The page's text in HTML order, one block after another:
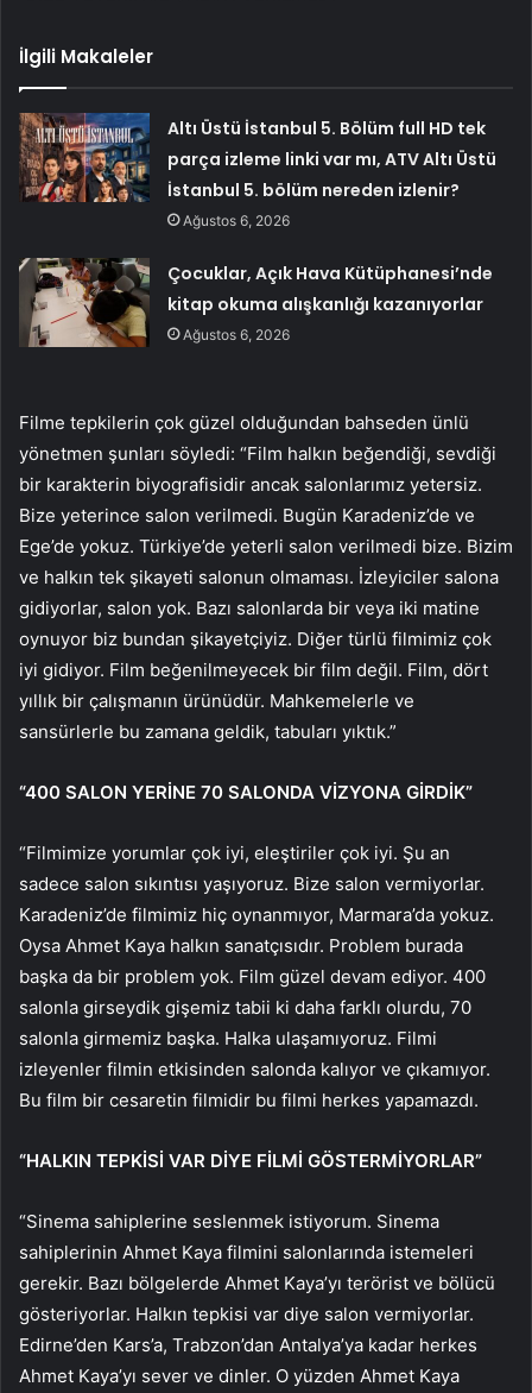
İlgili Makaleler
Altı Üstü İstanbul 5. Bölüm full HD tek
parça izleme linki var mı, ATV Altı Üstü
İstanbul 5. bölüm nereden izlenir?
Ağustos 6, 2026
Çocuklar, Açık Hava Kütüphanesi’nde
kitap okuma alışkanlığı kazanıyorlar
Ağustos 6, 2026
Filme tepkilerin çok güzel olduğundan bahseden ünlü
yönetmen şunları söyledi: “Film halkın beğendiği, sevdiği
bir karakterin biyografisidir ancak salonlarımız yetersiz.
Bize yeterince salon verilmedi. Bugün Karadeniz’de ve
Ege’de yokuz. Türkiye’de yeterli salon verilmedi bize. Bizim
ve halkın tek şikayeti salonun olmaması. İzleyiciler salona
gidiyorlar, salon yok. Bazı salonlarda bir veya iki matine
oynuyor biz bundan şikayetçiyiz. Diğer türlü filmimiz çok
iyi gidiyor. Film beğenilmeyecek bir film değil. Film, dört
yıllık bir çalışmanın ürünüdür. Mahkemelerle ve
sansürlerle bu zamana geldik, tabuları yıktık.”
“400 SALON YERİNE 70 SALONDA VİZYONA GİRDİK”
“Filmimize yorumlar çok iyi, eleştiriler çok iyi. Şu an
sadece salon sıkıntısı yaşıyoruz. Bize salon vermiyorlar.
Karadeniz’de filmimiz hiç oynanmıyor, Marmara’da yokuz.
Oysa Ahmet Kaya halkın sanatçısıdır. Problem burada
başka da bir problem yok. Film güzel devam ediyor. 400
salonla girseydik gişemiz tabii ki daha farklı olurdu, 70
salonla girmemiz başka. Halka ulaşamıyoruz. Filmi
izleyenler filmin etkisinden salonda kalıyor ve çıkamıyor.
Bu film bir cesaretin filmidir bu filmi herkes yapamazdı.
“HALKIN TEPKİSİ VAR DİYE FİLMİ GÖSTERMİYORLAR”
“Sinema sahiplerine seslenmek istiyorum. Sinema
sahiplerinin Ahmet Kaya filmini salonlarında istemeleri
gerekir. Bazı bölgelerde Ahmet Kaya’yı terörist ve bölücü
gösteriyorlar. Halkın tepkisi var diye salon vermiyorlar.
Edirne’den Kars’a, Trabzon’dan Antalya’ya kadar herkes
Ahmet Kaya’yı sever ve dinler. O yüzden Ahmet Kaya